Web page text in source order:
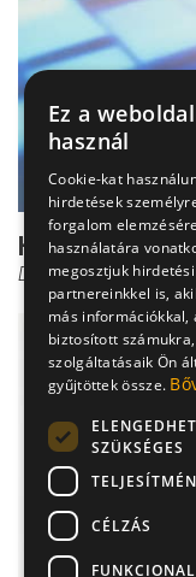
Hemofília:
Dr. Czeizel Endre
Ez a
használ
Cookie-kat
hirdetések
forgalom
használatára
megosztjuk
partnereinkkel is,
más információkkal,
biztosított
szolgáltatásaik Ön
gyűjtöttek össze.
SZÜKSÉGES
CÉLZÁS